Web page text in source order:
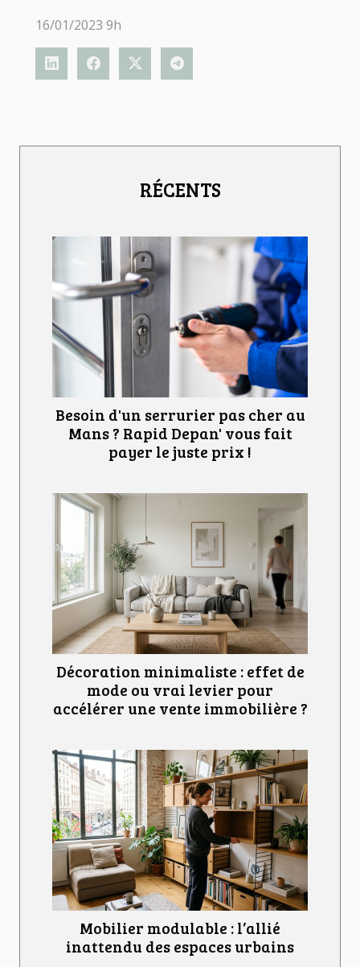
RÉCENTS
Besoin d'un serrurier pas cher au
Mans ? Rapid Depan' vous fait
payer le juste prix !
Décoration minimaliste : effet de
mode ou vrai levier pour
accélérer une vente immobilière ?
Mobilier modulable : l’allié
inattendu des espaces urbains
16/01/2023 9h